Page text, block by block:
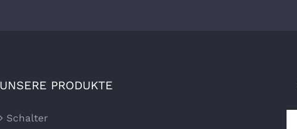
UNSERE PRODUKTE
Schalter